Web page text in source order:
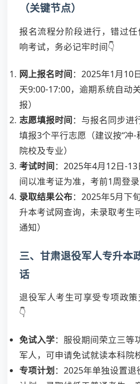
（关键节点）
报名流程分阶段进行，错过
响考试，务必记牢时间👇
网上报名时间：2025年1月10
天9:00-17:00，逾期系统自动
报）
志愿填报时间：与报名同步进
填报3个平行志愿（建议按“冲-
院校及专业）
考试时间：2025年4月12日-
间以准考证为准，考前1周登录
录取结果公布：2025年5月下
升本考试网查询，未录取考生
通知）
三、甘肃退役军人专升本
话
退役军人考生可享受专项政
👇
免试入学：服役期间荣立三等
军人，可申请免试就读本科院
专项计划：2025年单独设置